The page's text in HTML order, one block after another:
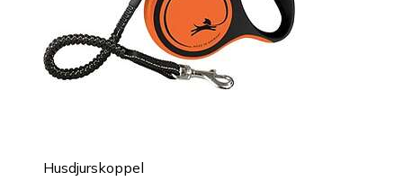
Husdjurskoppel